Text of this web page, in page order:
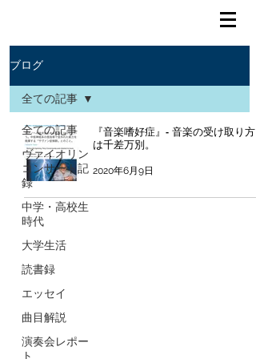
ブログ
全ての記事
ヴァイオリン
コンサート記
録
中学・高校生
時代
大学生活
読書録
エッセイ
曲目解説
演奏会レポー
ト
全ての記事
『音楽嗜好症』- 音楽の受け取り方
は千差万別。
2020年6月9日